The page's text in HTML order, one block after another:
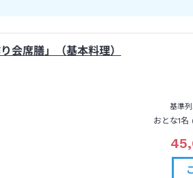
会席膳」（基本料理）
基準
おとな1名